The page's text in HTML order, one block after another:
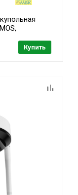
корпус:
Купить